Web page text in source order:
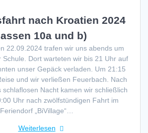
nach Kroatien 2024
10a und b)
22.09.2024 trafen wir uns abends um
Schule. Dort warteten wir bis 21 Uhr auf
unser Gepäck verladen. Um 21:15
und wir verließen Feuerbach. Nach
Nacht kamen wir schließlich
Uhr nach zwölfstündigen Fahrt im
Feriendorf „BiVillage“…
Weiterlesen